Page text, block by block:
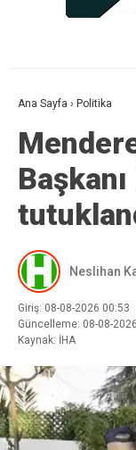
Ana Sayfa › Politika
Neslihan
Giriş: 08-08-2026 00:53
Güncelleme: 08-08-
Kaynak: İHA